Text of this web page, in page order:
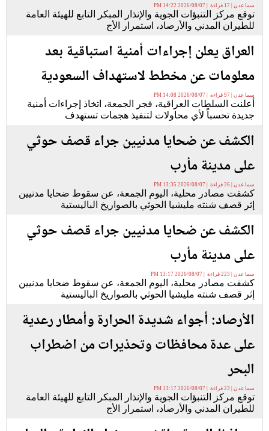
سما عدن | 17 قراءة | 2026/08/07 14:22 PM
توقع مركز التنبؤات الجوية والإنذار المبكر التابع للهيئة العامة
للطيران المدني والأرصاد، استمرار الأج
العراق يعلن إجراءات أمنية استباقية بعد
معلومات عن مخطط لاستهداف السعودية
سما عدن | 97 قراءة | 2026/08/07 14:08 PM
أعلنت السلطات العراقية، فجر الجمعة، اتخاذ إجراءات أمنية
جديدة تحسباً لأي محاولات لتنفيذ هجمات تستهدف
الكشف عن ضحايا مدنيين جراء قصف حوثي
على مدينة مأرب
سما عدن | 26 قراءة | 2026/08/07 13:35 PM
كشفت مصادر محلية، اليوم الجمعة، عن سقوط ضحايا مدنيين
إثر قصف شنته مليشيا الحوثي بالصواريخ الباليستية
الكشف عن ضحايا مدنيين جراء قصف حوثي
على مدينة مأرب
سما عدن | 223 قراءة | 2026/08/07 13:17 PM
كشفت مصادر محلية، اليوم الجمعة، عن سقوط ضحايا مدنيين
إثر قصف شنته مليشيا الحوثي بالصواريخ الباليستية
الأرصاد: أجواء شديدة الحرارة وأمطار رعدية
على عدة محافظات وتحذيرات من اضطراب
البحر
سما عدن | 23 قراءة | 2026/08/07 13:17 PM
توقع مركز التنبؤات الجوية والإنذار المبكر التابع للهيئة العامة
للطيران المدني والأرصاد، استمرار الأج